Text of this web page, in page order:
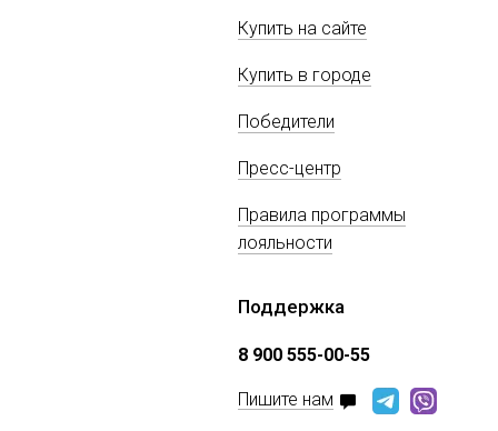
Купить на сайте
Купить в городе
Победители
Пресс-центр
Правила программы
лояльности
Поддержка
8 900 555-00-55
Пишите нам